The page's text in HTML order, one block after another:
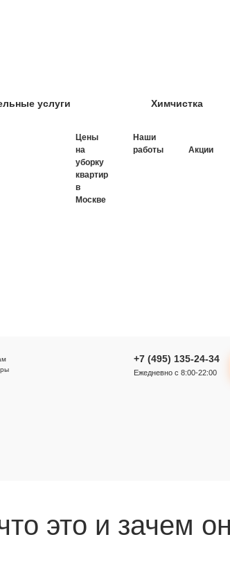
Цены
на
уборку
квартир
в
Москве
Наши
работы
Акции
+7 (495) 135-24-34
Ежедневно с 8:00-22:00
услуги Химчистка
это и зачем